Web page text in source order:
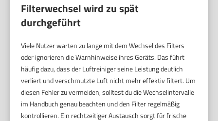
Filterwechsel wird zu spät
durchgeführt
Viele Nutzer warten zu lange mit dem Wechsel des Filters
oder ignorieren die Warnhinweise ihres Geräts. Das führt
häufig dazu, dass der Luftreiniger seine Leistung deutlich
verliert und verschmutzte Luft nicht mehr effektiv filtert. Um
diesen Fehler zu vermeiden, solltest du die Wechselintervalle
im Handbuch genau beachten und den Filter regelmäßig
kontrollieren. Ein rechtzeitiger Austausch sorgt für frische